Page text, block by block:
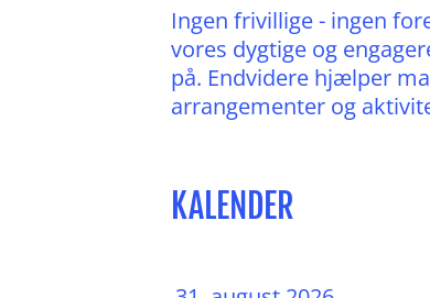
Ingen frivillige - ingen
vores dygtige og
på. Endvidere hjælper
arrangementer og
KALENDER